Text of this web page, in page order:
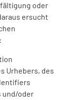
oder
ersucht
Urhebers, des
und/oder